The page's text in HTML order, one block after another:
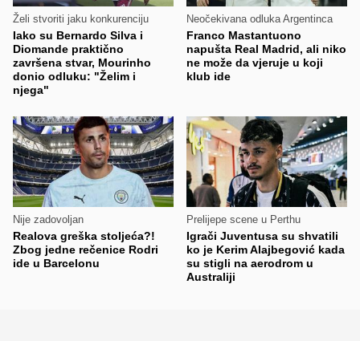
Želi stvoriti jaku konkurenciju
Iako su Bernardo Silva i
Diomande praktično
završena stvar, Mourinho
donio odluku: "Želim i
njega"
Neočekivana odluka Argentinca
Franco Mastantuono
napušta Real Madrid, ali niko
ne može da vjeruje u koji
klub ide
Nije zadovoljan
Realova greška stoljeća?!
Zbog jedne rečenice Rodri
ide u Barcelonu
Prelijepe scene u Perthu
Igrači Juventusa su shvatili
ko je Kerim Alajbegović kada
su stigli na aerodrom u
Australiji